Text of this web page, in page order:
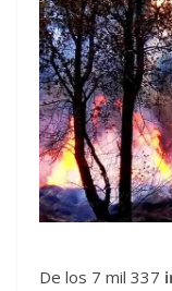
De los 7 mil 337